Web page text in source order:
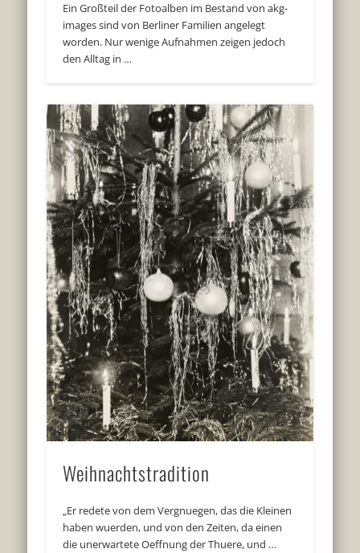
Ein Großteil der Fotoalben im Bestand von akg-
images sind von Berliner Familien angelegt
worden. Nur wenige Aufnahmen zeigen jedoch
den Alltag in …
Weihnachtstradition
„Er redete von dem Vergnuegen, das die Kleinen
haben wuerden, und von den Zeiten, da einen
die unerwartete Oeffnung der Thuere, und …